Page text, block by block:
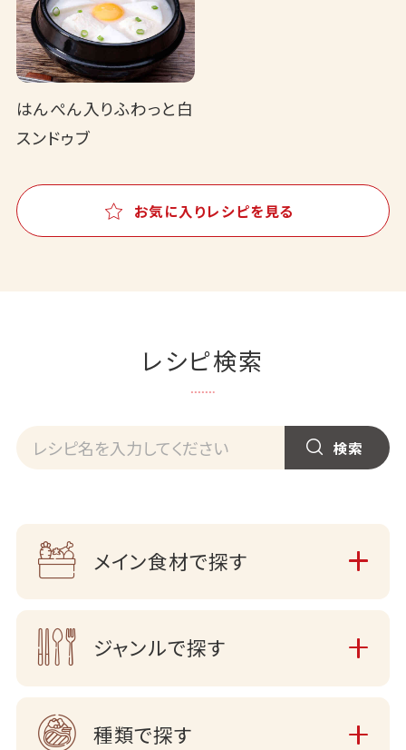
はんぺん入りふわっと白
スンドゥブ
お気に入りレシピを見る
レシピ検索
メイン食材で探す
ジャンルで探す
種類で探す